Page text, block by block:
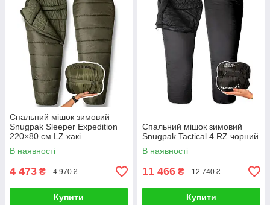
Спальний мішок зимовий
Snugpak Sleeper Expedition
220×80 см LZ хакі
В наявності
4 473 ₴ 4 970 ₴
Купити
Спальний мішок зимовий
Snugpak Tactical 4 RZ чорний
В наявності
11 466 ₴ 12 740 ₴
Купити